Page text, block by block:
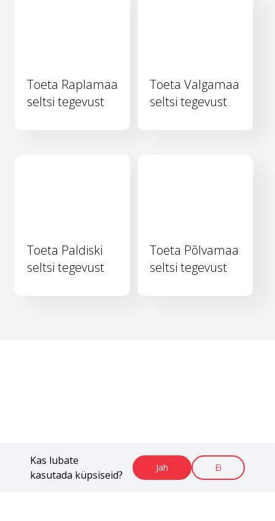
Kas lubate
kasutada küpsiseid?
Jah Ei
Toeta Raplamaa
seltsi tegevust
Toeta Valgamaa
seltsi tegevust
Toeta Paldiski
seltsi tegevust
Toeta Põlvamaa
seltsi tegevust